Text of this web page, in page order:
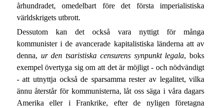
århundradet, omedelbart före det första imperialistiska
världskrigets utbrott.
Dessutom kan det också vara nyttigt för många
kommunister i de avancerade kapitalistiska länderna att av
denna, ur den tsaristiska censurens synpunkt legala, boks
exempel övertyga sig om att det är möjligt - och nödvändigt
- att utnyttja också de sparsamma rester av legalitet, vilka
ännu återstår för kommunisterna, låt oss säga i våra dagars
Amerika eller i Frankrike, efter de nyligen företagna